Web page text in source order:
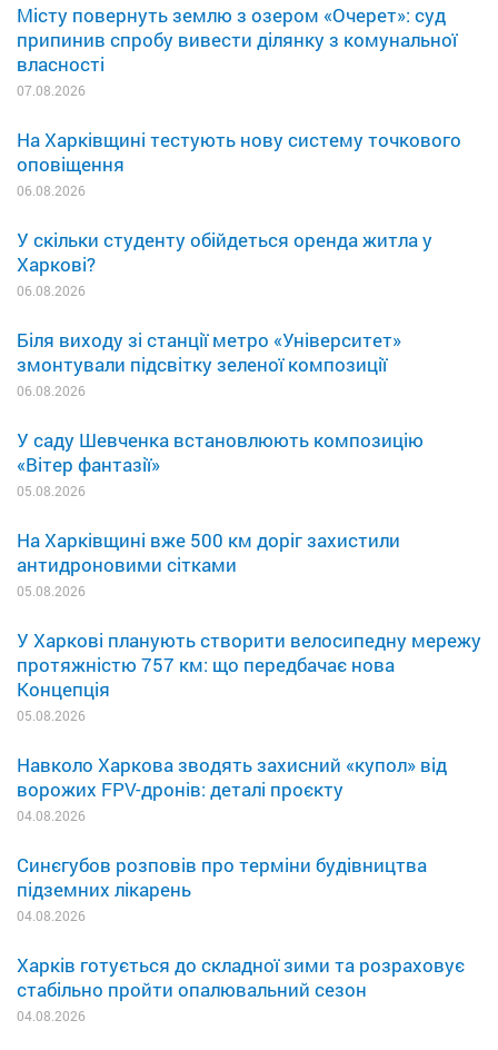
Місту повернуть землю з озером «Очерет»: суд
припинив спробу вивести ділянку з комунальної
власності
07.08.2026
На Харківщині тестують нову систему точкового
оповіщення
06.08.2026
У скільки студенту обійдеться оренда житла у
Харкові?
06.08.2026
Біля виходу зі станції метро «Університет»
змонтували підсвітку зеленої композиції
06.08.2026
У саду Шевченка встановлюють композицію
«Вітер фантазії»
05.08.2026
На Харківщині вже 500 км доріг захистили
антидроновими сітками
05.08.2026
У Харкові планують створити велосипедну мережу
протяжністю 757 км: що передбачає нова
Концепція
05.08.2026
Навколо Харкова зводять захисний «купол» від
ворожих FPV-дронів: деталі проєкту
04.08.2026
Синєгубов розповів про терміни будівництва
підземних лікарень
04.08.2026
Харків готується до складної зими та розраховує
стабільно пройти опалювальний сезон
04.08.2026